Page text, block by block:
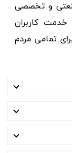
و تخصصی
کاربران
تمامی مردم


